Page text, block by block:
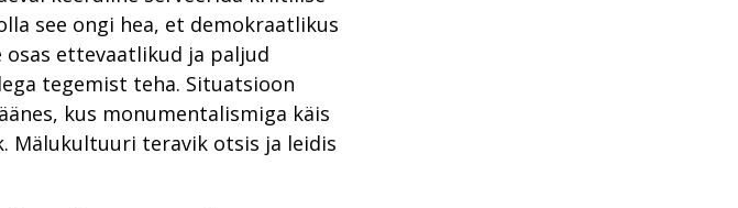
see ongi hea, et demokraatlikus
osas ettevaatlikud ja paljud
tegemist teha. Situatsioon
kus monumentalismiga käis
Mälukultuuri teravik otsis ja leidis